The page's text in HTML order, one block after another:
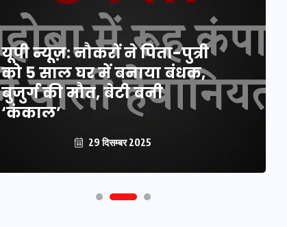
यूपी न्यूज़: नौकरों ने पिता-पुत्री
को 5 साल घर में बनाया बंधक,
बुजुर्ग की मौत, बेटी बनी
‘कंकाल’
29 दिसम्बर 2025